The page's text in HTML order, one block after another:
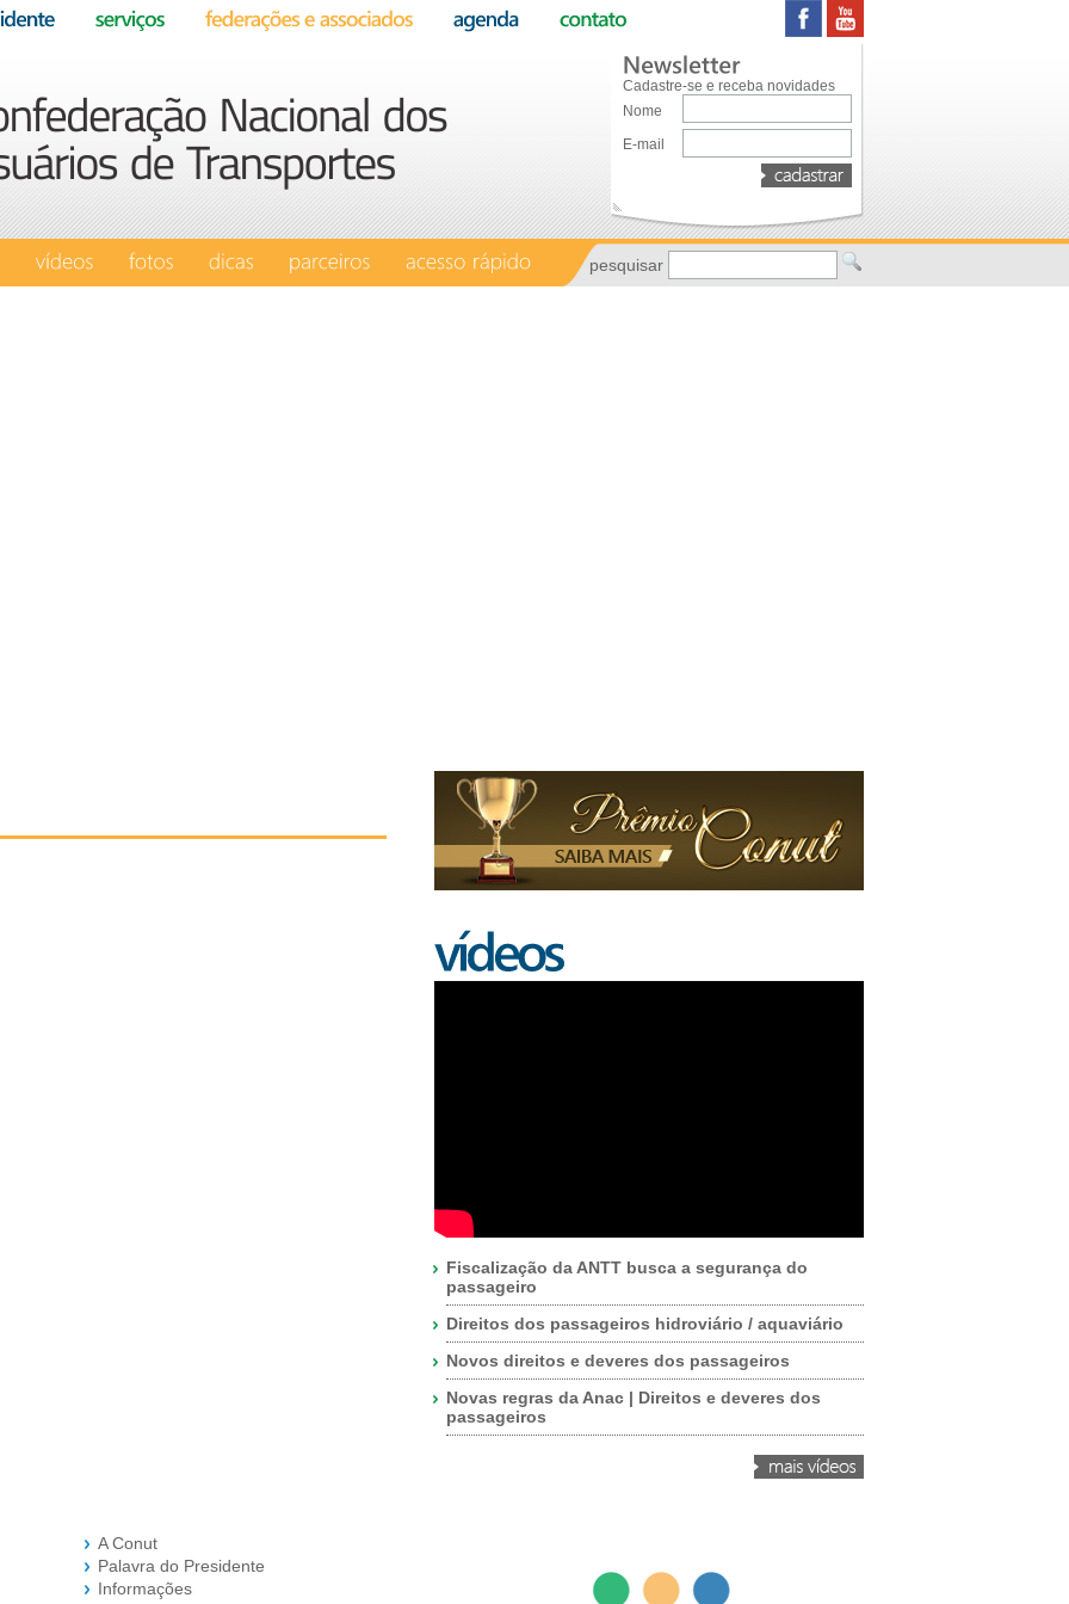
Cadastre-se e receba novidades
Nome
E-mail
pesquisar
Fiscalização da ANTT busca a segurança do
passageiro
Direitos dos passageiros hidroviário / aquaviário
Novos direitos e deveres dos passageiros
Novas regras da Anac | Direitos e deveres dos
passageiros
A Conut
Palavra do Presidente
Informações